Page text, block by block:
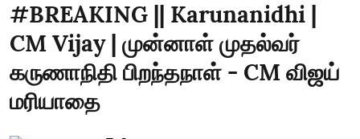
#BREAKING || Karunanidhi |
CM Vijay | முன்னாள் முதல்வர்
கருணாநிதி பிறந்தநாள் - CM விஜய்
மரியாதை